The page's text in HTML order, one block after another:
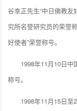
谷幸正先生“中日佛教
究所名誉研究员的荣誉
好使者”荣誉称号。
1998年11月10日中
称号。
1998年11月15日至